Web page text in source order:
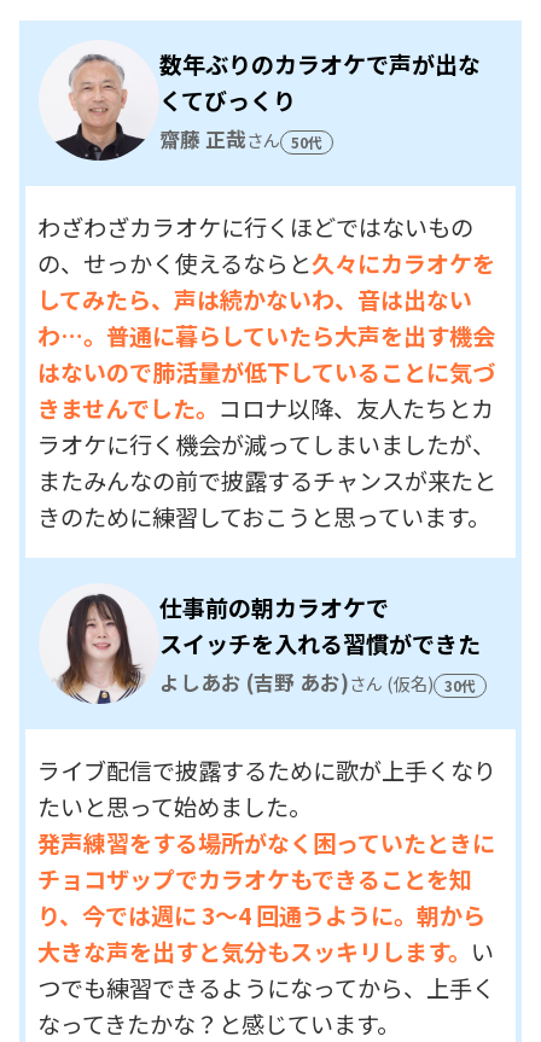
数年ぶりのカラオケで声が出な
くてびっくり
齋藤 正哉さん 50代
わざわざカラオケに行くほどではないもの
の、せっかく使えるならと久々にカラオケを
してみたら、声は続かないわ、音は出ない
わ…。普通に暮らしていたら大声を出す機会
はないので肺活量が低下していることに気づ
きませんでした。 コロナ以降、友人たちとカ
ラオケに行く機会が減ってしまいましたが、
またみんなの前で披露するチャンスが来たと
きのために練習しておこうと思っています。
仕事前の朝カラオケで
スイッチを入れる習慣ができた
よしあお (吉野 あお)さん (仮名) 30代
ライブ配信で披露するために歌が上手くなり
たいと思って始めました。
発声練習をする場所がなく困っていたときに
チョコザップでカラオケもできることを知
り、今では週に 3〜4 回通うように。朝から
大きな声を出すと気分もスッキリします。 い
つでも練習できるようになってから、上手く
なってきたかな？と感じています。